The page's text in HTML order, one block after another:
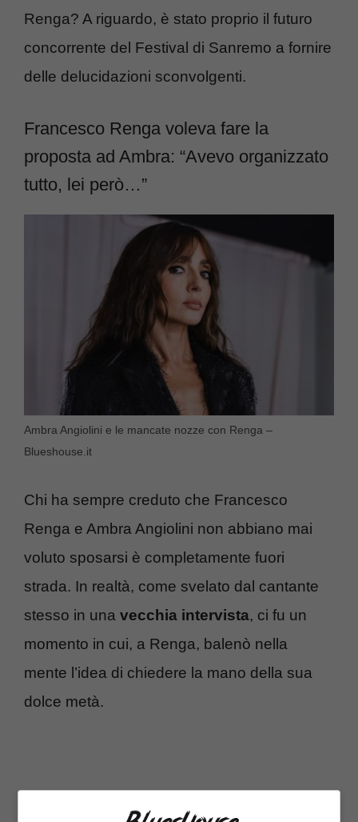
Renga? A riguardo, è stato proprio il futuro
concorrente del Festival di Sanremo a fornire
delle delucidazioni sconvolgenti.
Francesco Renga voleva fare la
proposta ad Ambra: “Avevo organizzato
tutto, lei però…”
Ambra Angiolini e le mancate nozze con Renga –
Blueshouse.it
Chi ha sempre creduto che Francesco
Renga e Ambra Angiolini non abbiano mai
voluto sposarsi è completamente fuori
strada. In realtà, come svelato dal cantante
stesso in una vecchia intervista, ci fu un
momento in cui, a Renga, balenò nella
mente l’idea di chiedere la mano della sua
dolce metà.